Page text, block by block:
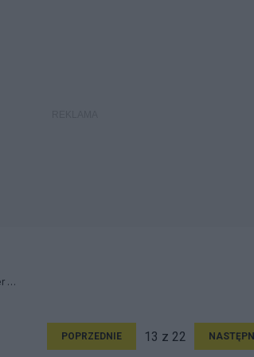
Skąd zło, skąd nienawiść?: Dragon / Wolf Spider - Relacja
POPRZEDNIE 13 z 22